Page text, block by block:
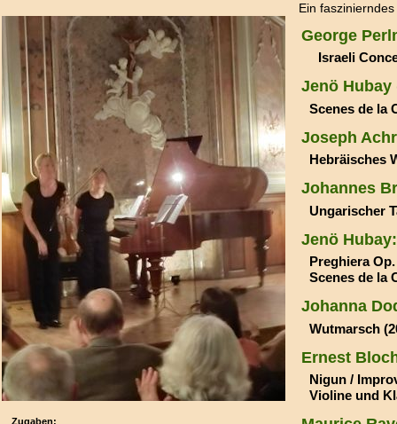
Zugaben:
Ein
George
Israeli
Jenö Hubay
Scenes de la
Joseph
Hebräisches
Johannes
Ungarischer
Jenö Hubay:
Preghiera Op.
Scenes de la
Johanna
Wutmarsch
Ernest
Nigun /
Violine und